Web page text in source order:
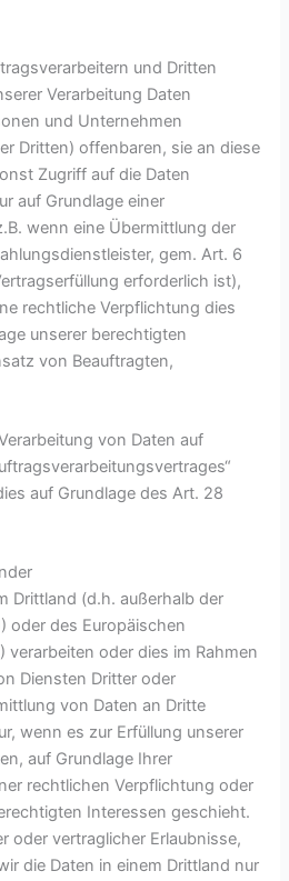
und Dritten
Verarbeitung Daten
und Unternehmen
Dritten) offenbaren, sie an diese
Zugriff auf die Daten
auf Grundlage einer
wenn eine Übermittlung der
gem. Art. 6
erforderlich ist),
rechtliche Verpflichtung dies
unserer berechtigten
von Beauftragten,
von Daten auf
auf Grundlage des Art. 28
Drittland (d.h. außerhalb der
oder des Europäischen
verarbeiten oder dies im Rahmen
Diensten Dritter oder
von Daten an Dritte
wenn es zur Erfüllung unserer
auf Grundlage Ihrer
rechtlichen Verpflichtung oder
Interessen geschieht.
oder vertraglicher Erlaubnisse,
die Daten in einem Drittland nur